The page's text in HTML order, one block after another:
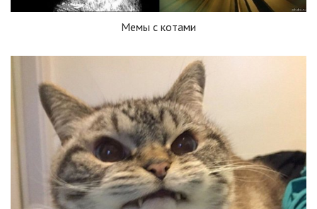
Мемы с котами